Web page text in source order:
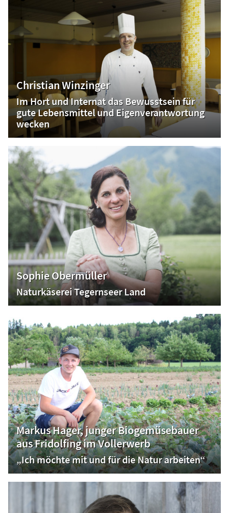
Christian Winzinger
Im Hort und Internat das Bewusstsein für
gute Lebensmittel und Eigenverantwortung
wecken
Sophie Obermüller
Naturkäserei Tegernseer Land
Markus Hager, junger Biogemüsebauer
aus Fridolfing im Vollerwerb
„Ich möchte mit und für die Natur arbeiten“